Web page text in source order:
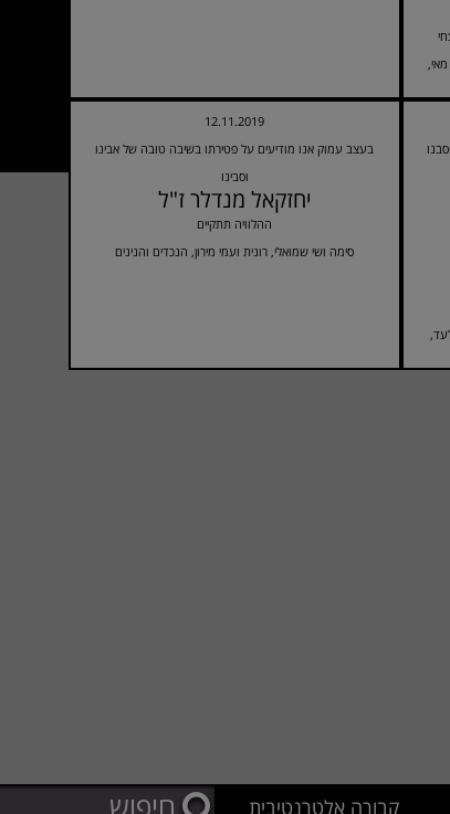
12.11.2019
בעצב עמוק אנו מודיעים על פטירתו בשיבה טובה של אבינו
וסבינו
יחזקאל מנדלר ז"ל
ההלוויה תתקיים
סימה ושי שמואלי, רונית ועמי מירון, הנכדים והנינים
קבורה אלטרנטיבית